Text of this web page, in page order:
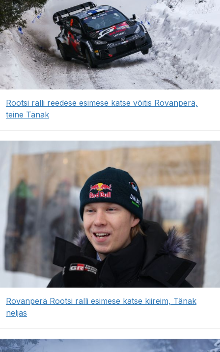
Rootsi ralli reedese esimese katse võitis Rovanperä,
teine Tänak
Rovanperä Rootsi ralli esimese katse kiireim, Tänak
neljas